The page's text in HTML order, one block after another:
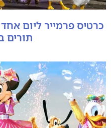
כרטיס פרמייר ליום
תורים